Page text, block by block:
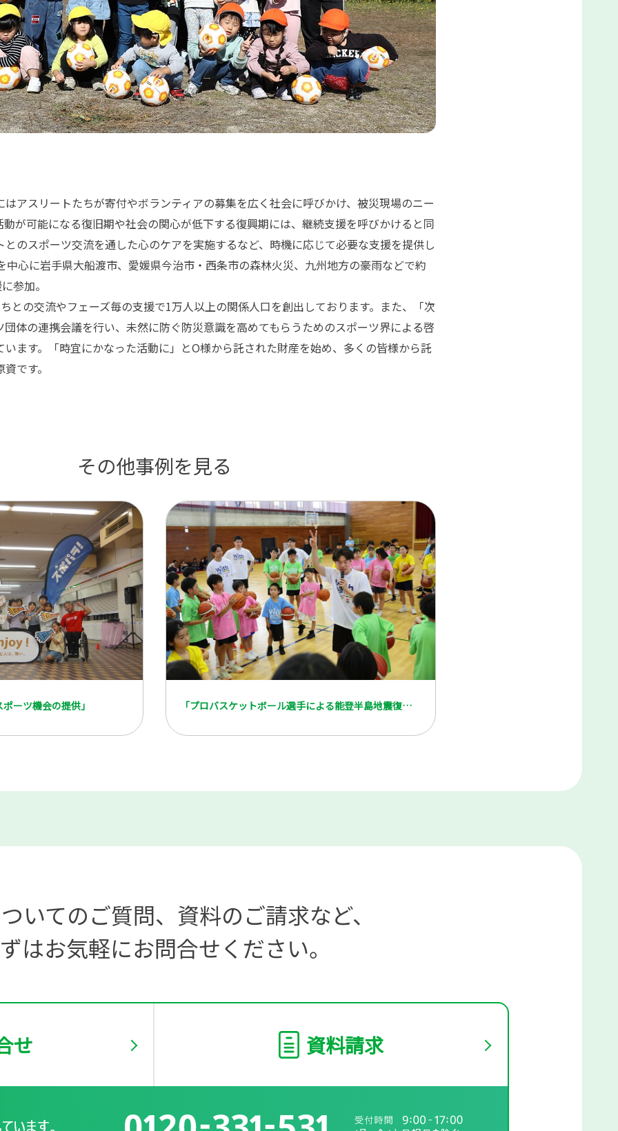
アスリートたちが寄付やボランティアの募集を広く社会に呼びかけ、被災現場のニー
が可能になる復旧期や社会の関心が低下する復興期には、継続支援を呼びかけると同
のスポーツ交流を通した心のケアを実施するなど、時機に応じて必要な支援を提供し
中心に岩手県大船渡市、愛媛県今治市・西条市の森林火災、九州地方の豪雨などで約
参加。
の交流やフェーズ毎の支援で1万人以上の関係人口を創出しております。また、「次
体の連携会議を行い、未然に防ぐ防災意識を高めてもらうためのスポーツ界による啓
ます。「時宜にかなった活動に」とO様から託された財産を始め、多くの皆様から託
です。
その他事例を見る
ーツ機会の提供」 「プロバスケットボール選手による能登半島地震復興支援」
いてのご質問、 資料のご請求など、
はお気軽にお問合せください。
せ 資料請求